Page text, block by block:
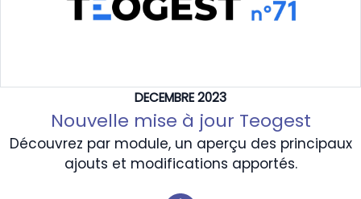
DECEMBRE 2023
Nouvelle mise à jour Teogest
Découvrez par module, un aperçu des principaux
ajouts et modifications apportés.